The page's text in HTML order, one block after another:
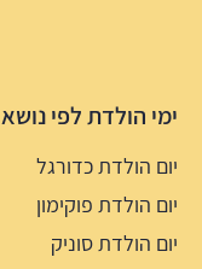
ימי הולדת לפי נושא
יום הולדת כדורגל
יום הולדת פוקימון
יום הולדת סוניק